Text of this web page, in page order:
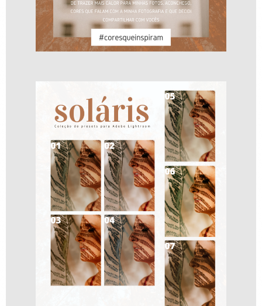
Presets Base Favoritos 2024
R$ 349,00
R$ 199,00